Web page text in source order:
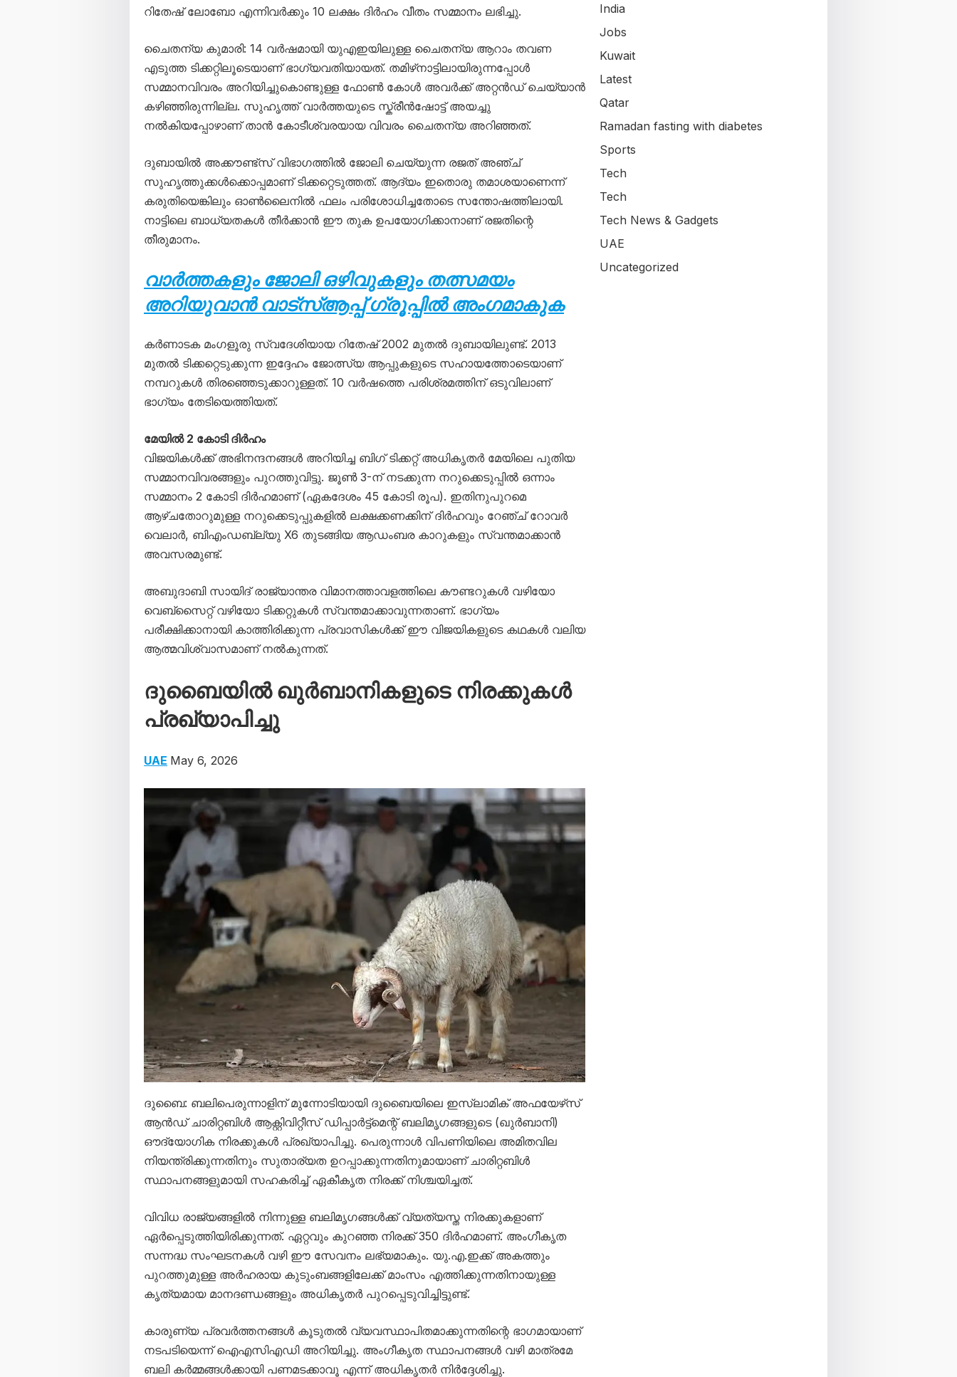
റിതേഷ് ലോബോ എന്നിവർക്കും 10 ലക്ഷം ദിർഹം വീതം സമ്മാനം ലഭിച്ചു.
ചൈതന്യ കുമാരി: 14 വർഷമായി യുഎഇയിലുള്ള ചൈതന്യ ആറാം തവണ
എടുത്ത ടിക്കറ്റിലൂടെയാണ് ഭാഗ്യവതിയായത്. തമിഴ്‌നാട്ടിലായിരുന്നപ്പോൾ
സമ്മാനവിവരം അറിയിച്ചുകൊണ്ടുള്ള ഫോൺ കോൾ അവർക്ക് അറ്റൻഡ് ചെയ്യാൻ
കഴിഞ്ഞിരുന്നില്ല. സുഹൃത്ത് വാർത്തയുടെ സ്ക്രീൻഷോട്ട് അയച്ചു
നൽകിയപ്പോഴാണ് താൻ കോടീശ്വരയായ വിവരം ചൈതന്യ അറിഞ്ഞത്.
ദുബായിൽ അക്കൗണ്ട്സ് വിഭാഗത്തിൽ ജോലി ചെയ്യുന്ന രജത് അഞ്ച്
സുഹൃത്തുക്കൾക്കൊപ്പമാണ് ടിക്കറ്റെടുത്തത്. ആദ്യം ഇതൊരു തമാശയാണെന്ന്
കരുതിയെങ്കിലും ഓൺലൈനിൽ ഫലം പരിശോധിച്ചതോടെ സന്തോഷത്തിലായി.
നാട്ടിലെ ബാധ്യതകൾ തീർക്കാൻ ഈ തുക ഉപയോഗിക്കാനാണ് രജതിന്റെ
തീരുമാനം.
വാർത്തകളും ജോലി ഒഴിവുകളും തത്സമയം
അറിയുവാൻ വാട്സ്ആപ്പ് ഗ്രൂപ്പിൽ അംഗമാകുക
കർണാടക മംഗളൂരു സ്വദേശിയായ റിതേഷ് 2002 മുതൽ ദുബായിലുണ്ട്. 2013
മുതൽ ടിക്കറ്റെടുക്കുന്ന ഇദ്ദേഹം ജോത്സ്യ ആപ്പുകളുടെ സഹായത്തോടെയാണ്
നമ്പറുകൾ തിരഞ്ഞെടുക്കാറുള്ളത്. 10 വർഷത്തെ പരിശ്രമത്തിന് ഒടുവിലാണ്
ഭാഗ്യം തേടിയെത്തിയത്.
മേയിൽ 2 കോടി ദിർഹം
വിജയികൾക്ക് അഭിനന്ദനങ്ങൾ അറിയിച്ച ബിഗ് ടിക്കറ്റ് അധികൃതർ മേയിലെ പുതിയ
സമ്മാനവിവരങ്ങളും പുറത്തുവിട്ടു. ജൂൺ 3-ന് നടക്കുന്ന നറുക്കെടുപ്പിൽ ഒന്നാം
സമ്മാനം 2 കോടി ദിർഹമാണ് (ഏകദേശം 45 കോടി രൂപ). ഇതിനുപുറമെ
ആഴ്ചതോറുമുള്ള നറുക്കെടുപ്പുകളിൽ ലക്ഷക്കണക്കിന് ദിർഹവും റേഞ്ച് റോവർ
വെലാർ, ബിഎംഡബ്ല്യു X6 തുടങ്ങിയ ആഡംബര കാറുകളും സ്വന്തമാക്കാൻ
അവസരമുണ്ട്.
അബുദാബി സായിദ് രാജ്യാന്തര വിമാനത്താവളത്തിലെ കൗണ്ടറുകൾ വഴിയോ
വെബ്സൈറ്റ് വഴിയോ ടിക്കറ്റുകൾ സ്വന്തമാക്കാവുന്നതാണ്. ഭാഗ്യം
പരീക്ഷിക്കാനായി കാത്തിരിക്കുന്ന പ്രവാസികൾക്ക് ഈ വിജയികളുടെ കഥകൾ വലിയ
ആത്മവിശ്വാസമാണ് നൽകുന്നത്.
ദുബൈയിൽ ഖുർബാനികളുടെ നിരക്കുകൾ
പ്രഖ്യാപിച്ചു
UAE May 6, 2026
ദുബൈ: ബലിപെരുന്നാളിന് മുന്നോടിയായി ദുബൈയിലെ ഇസ്‌ലാമിക് അഫയേഴ്‌സ്
ആൻഡ് ചാരിറ്റബിൾ ആക്റ്റിവിറ്റീസ് ഡിപ്പാർട്ട്‌മെന്റ് ബലിമൃഗങ്ങളുടെ (ഖുർബാനി)
ഔദ്യോഗിക നിരക്കുകൾ പ്രഖ്യാപിച്ചു. പെരുന്നാൾ വിപണിയിലെ അമിതവില
നിയന്ത്രിക്കുന്നതിനും സുതാര്യത ഉറപ്പാക്കുന്നതിനുമായാണ് ചാരിറ്റബിൾ
സ്ഥാപനങ്ങളുമായി സഹകരിച്ച് ഏകീകൃത നിരക്ക് നിശ്ചയിച്ചത്.
വിവിധ രാജ്യങ്ങളിൽ നിന്നുള്ള ബലിമൃഗങ്ങൾക്ക് വ്യത്യസ്ത നിരക്കുകളാണ്
ഏർപ്പെടുത്തിയിരിക്കുന്നത്. ഏറ്റവും കുറഞ്ഞ നിരക്ക് 350 ദിർഹമാണ്. അംഗീകൃത
സന്നദ്ധ സംഘടനകൾ വഴി ഈ സേവനം ലഭ്യമാകും. യു.എ.ഇക്ക് അകത്തും
പുറത്തുമുള്ള അർഹരായ കുടുംബങ്ങളിലേക്ക് മാംസം എത്തിക്കുന്നതിനായുള്ള
കൃത്യമായ മാനദണ്ഡങ്ങളും അധികൃതർ പുറപ്പെടുവിച്ചിട്ടുണ്ട്.
കാരുണ്യ പ്രവർത്തനങ്ങൾ കൂടുതൽ വ്യവസ്ഥാപിതമാക്കുന്നതിന്റെ ഭാഗമായാണ്
നടപടിയെന്ന് ഐഎസിഎഡി അറിയിച്ചു. അംഗീകൃത സ്ഥാപനങ്ങൾ വഴി മാത്രമേ
ബലി കർമ്മങ്ങൾക്കായി പണമടക്കാവൂ എന്ന് അധികൃതർ നിർദ്ദേശിച്ചു.
India
Jobs
Kuwait
Latest
Qatar
Ramadan fasting with diabetes
Sports
Tech
Tech
Tech News & Gadgets
UAE
Uncategorized